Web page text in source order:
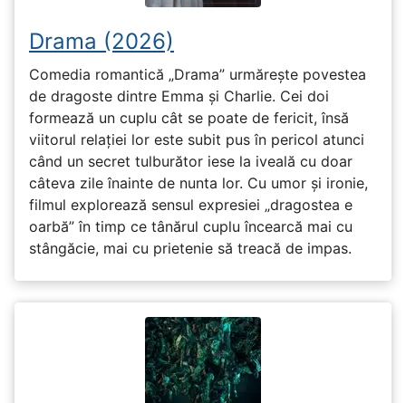
Drama (2026)
Comedia romantică „Drama” urmărește povestea
de dragoste dintre Emma și Charlie. Cei doi
formează un cuplu cât se poate de fericit, însă
viitorul relației lor este subit pus în pericol atunci
când un secret tulburător iese la iveală cu doar
câteva zile înainte de nunta lor. Cu umor și ironie,
filmul explorează sensul expresiei „dragostea e
oarbă” în timp ce tânărul cuplu încearcă mai cu
stângăcie, mai cu prietenie să treacă de impas.